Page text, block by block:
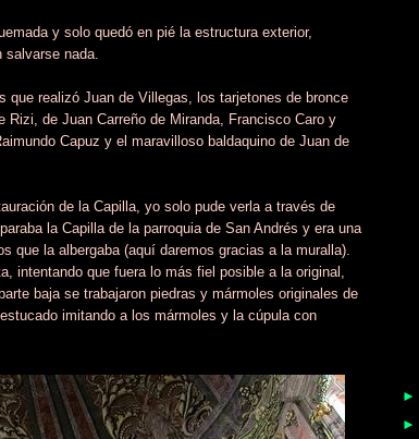
y solo quedó en pié la estructura exterior,
nada.
que realizó Juan de Villegas, los tarjetones de bronce
de Juan Carreño de Miranda, Francisco Caro y
Capuz y el maravilloso baldaquino de Juan de
de la Capilla, yo solo pude verla a través de
la Capilla de la parroquia de San Andrés y era una
que la albergaba (aquí daremos gracias a la muralla).
intentando que fuera lo más fiel posible a la original,
baja se trabajaron piedras y mármoles originales de
imitando a los mármoles y la cúpula con
►
►